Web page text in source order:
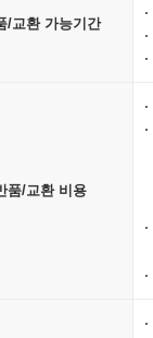
/교환 가능기간
품/교환 비용